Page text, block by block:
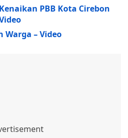
PBB Kota Cirebon
Warga – Video